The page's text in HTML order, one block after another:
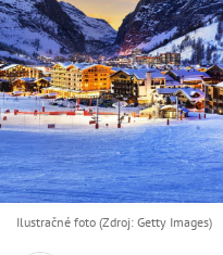
Ilustračné foto (Zdroj: Getty Images)